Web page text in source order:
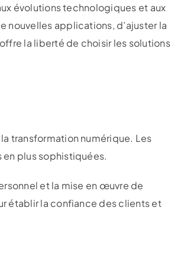
évolutions technologiques et aux
nouvelles applications, d’ajuster la
la liberté de choisir les solutions
transformation numérique. Les
plus sophistiquées.
et la mise en œuvre de
établir la confiance des clients et